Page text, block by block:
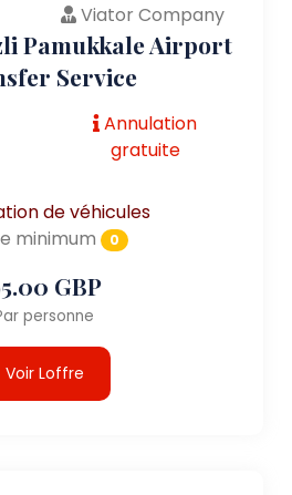
Viator Company
Pamukkale Airport
Service
Annulation
gratuite
de véhicules
minimum
0
GBP
personne
Voir Loffre